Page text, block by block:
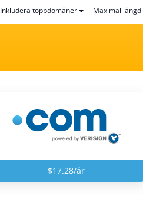
Inkludera toppdomäner Maximal längd
$17.28/år